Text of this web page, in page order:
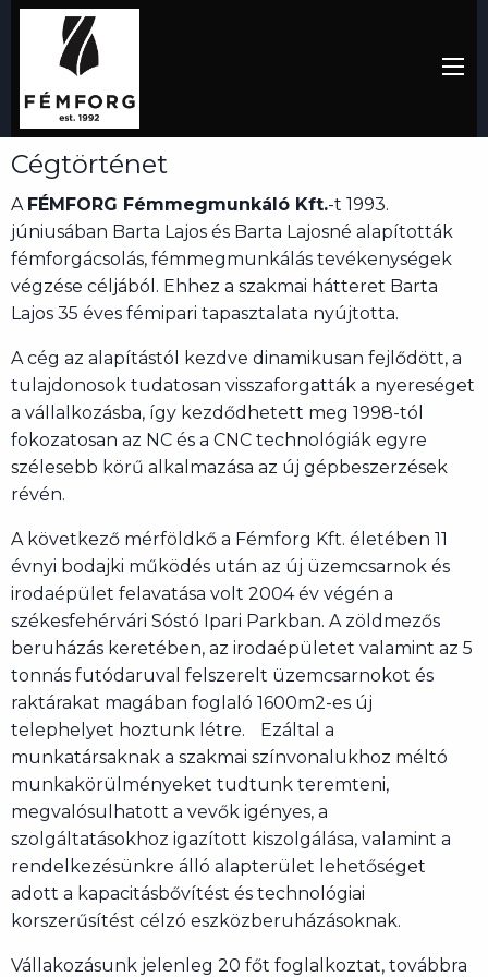
Cégtörténet
A FÉMFORG Fémmegmunkáló Kft.-t 1993.
júniusában Barta Lajos és Barta Lajosné alapították
fémforgácsolás, fémmegmunkálás tevékenységek
végzése céljából. Ehhez a szakmai hátteret Barta
Lajos 35 éves fémipari tapasztalata nyújtotta.
A cég az alapítástól kezdve dinamikusan fejlődött, a
tulajdonosok tudatosan visszaforgatták a nyereséget
a vállalkozásba, így kezdődhetett meg 1998-tól
fokozatosan az NC és a CNC technológiák egyre
szélesebb körű alkalmazása az új gépbeszerzések
révén.
A következő mérföldkő a Fémforg Kft. életében 11
évnyi bodajki működés után az új üzemcsarnok és
irodaépület felavatása volt 2004 év végén a
székesfehérvári Sóstó Ipari Parkban. A zöldmezős
beruházás keretében, az irodaépületet valamint az 5
tonnás futódaruval felszerelt üzemcsarnokot és
raktárakat magában foglaló 1600m2-es új
telephelyet hoztunk létre. Ezáltal a
munkatársaknak a szakmai színvonalukhoz méltó
munkakörülményeket tudtunk teremteni,
megvalósulhatott a vevők igényes, a
szolgáltatásokhoz igazított kiszolgálása, valamint a
rendelkezésünkre álló alapterület lehetőséget
adott a kapacitásbővítést és technológiai
korszerűsítést célzó eszközberuházásoknak.
Vállakozásunk jelenleg 20 főt foglalkoztat, továbbra